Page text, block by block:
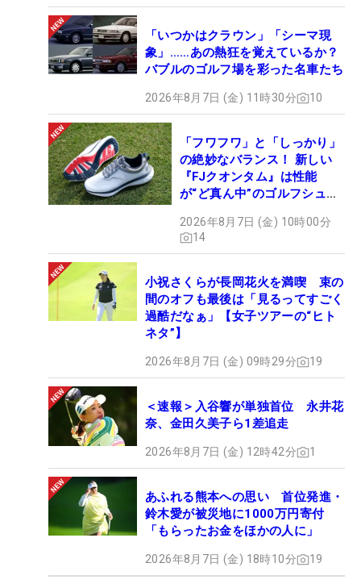
「いつかはクラウン」「シーマ現
象」……あの熱狂を覚えているか？
バブルのゴルフ場を彩った名車たち
2026年8月7日 (金) 11時30分 10
「フワフワ」と「しっかり」
の絶妙なバランス！ 新しい
『FJクオンタム』は性能
が“ど真ん中”のゴルフシュー
2026年8月7日 (金) 10時00分
14
小祝さくらが長岡花火を満喫 束の
間のオフも最後は「見るってすごく
過酷だなぁ」【女子ツアーの“ヒト
ネタ”】
2026年8月7日 (金) 09時29分 19
＜速報＞入谷響が単独首位 永井花
奈、金田久美子ら1差追走
2026年8月7日 (金) 12時42分 1
あふれる熊本への思い 首位発進・
鈴木愛が被災地に1000万円寄付
「もらったお金をほかの人に」
2026年8月7日 (金) 18時10分 19